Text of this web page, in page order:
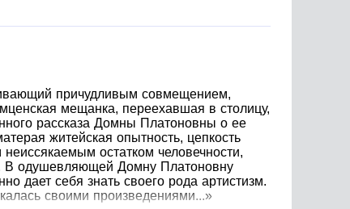
причудливым совмещением,
мещанка, переехавшая в столицу,
рассказа Домны Платоновны о ее
житейская опытность, цепкость
остатком человечности,
В одушевляющей Домну Платоновну
дает себя знать своего рода артистизм.
своими произведениями...»